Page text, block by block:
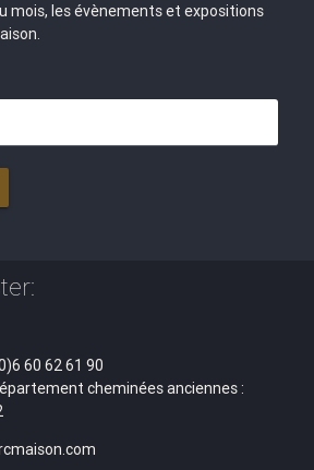
mois, les évènements et expositions
60 62 61 90
cheminées anciennes :